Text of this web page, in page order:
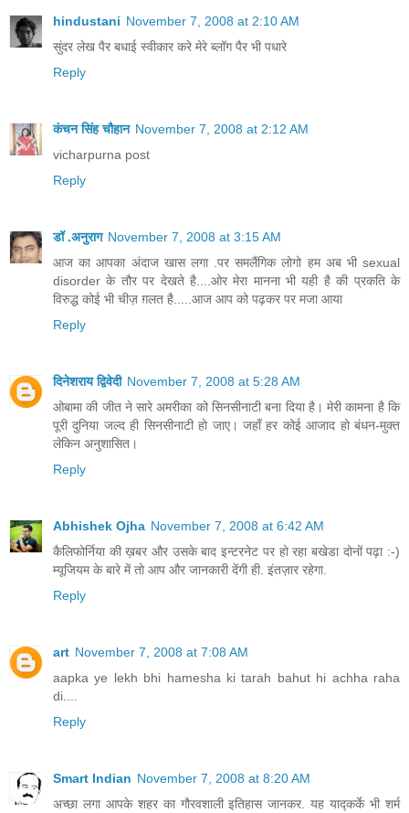
hindustani November 7, 2008 at 2:10 AM
सुंदर लेख पैर बधाई स्वीकार करे मेरे ब्लॉग पैर भी पधारे
Reply
कंचन सिंह चौहान November 7, 2008 at 2:12 AM
vicharpurna post
Reply
डॉ .अनुराग November 7, 2008 at 3:15 AM
आज का आपका अंदाज खास लगा .पर समलैंगिक लोगो हम अब भी sexual
disorder के तौर पर देखते है....ओर मेरा मानना भी यही है की प्रकति के
विरुद्ध कोई भी चीज़ ग़लत है.....आज आप को पढ़कर पर मजा आया
Reply
दिनेशराय द्विवेदी November 7, 2008 at 5:28 AM
ओबामा की जीत ने सारे अमरीका को सिनसीनाटी बना दिया है। मेरी कामना है कि
पूरी दुनिया जल्द ही सिनसीनाटी हो जाए। जहाँ हर कोई आजाद हो बंधन-मुक्त
लेकिन अनुशासित।
Reply
Abhishek Ojha November 7, 2008 at 6:42 AM
कैलिफोर्निया की ख़बर और उसके बाद इन्टरनेट पर हो रहा बखेडा दोनों पढ़ा :-)
म्यूजियम के बारे में तो आप और जानकारी देंगी ही. इंतज़ार रहेगा.
Reply
art November 7, 2008 at 7:08 AM
aapka ye lekh bhi hamesha ki tarah bahut hi achha raha
di....
Reply
Smart Indian November 7, 2008 at 8:20 AM
अच्छा लगा आपके शहर का गौरवशाली इतिहास जानकर. यह याद्कर्के भी शर्म